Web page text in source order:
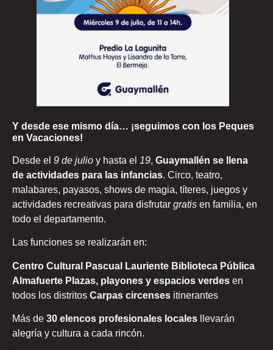
Y desde ese mismo día… ¡seguimos con los Peques
en Vacaciones!
Desde el 9 de julio y hasta el 19, Guaymallén se llena
de actividades para las infancias. Circo, teatro,
malabares, payasos, shows de magia, títeres, juegos y
actividades recreativas para disfrutar gratis en familia, en
todo el departamento.
Las funciones se realizarán en:
Centro Cultural Pascual Lauriente Biblioteca Pública
Almafuerte Plazas, playones y espacios verdes en
todos los distritos Carpas circenses itinerantes
Más de 30 elencos profesionales locales llevarán
alegría y cultura a cada rincón.